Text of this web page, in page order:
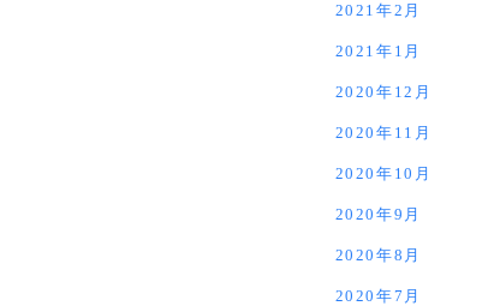
2021年2月
2021年1月
2020年12月
2020年11月
2020年10月
2020年9月
2020年8月
2020年7月